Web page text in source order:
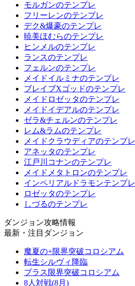
モルガンのテンプレ
フリーレンのテンプレ
デク&爆豪のテンプレ
暁美ほむらのテンプレ
ヒンメルのテンプレ
ランスのテンプレ
フェルンのテンプレ
メイドイルミナのテンプレ
ブレイブXゴッドのテンプレ
メイドロゼッタのテンプレ
メイドイデアルのテンプレ
ゼラ&チェルンのテンプレ
レム&ラムのテンプレ
メイドクラウディアのテンプレ
アネッタのテンプレ
江戸川コナンのテンプレ
メイドメタトロンのテンプレ
インペリアルドラモンテンプレ
ロゼッタのテンプレ
しづるのテンプレ
ダンジョン攻略情報
最新・注目ダンジョン
魔夏の+限界突破コロシアム
転生シルヴィ降臨
プラス限界突破コロシアム
8人対戦(8月)